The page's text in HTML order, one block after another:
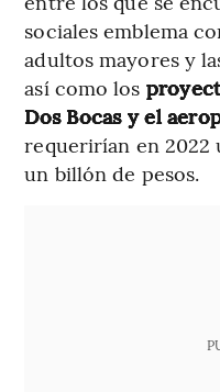
sociales emblema
adultos mayores y
así como los
Dos Bocas y el
requerirían en 2022
un billón de pesos.